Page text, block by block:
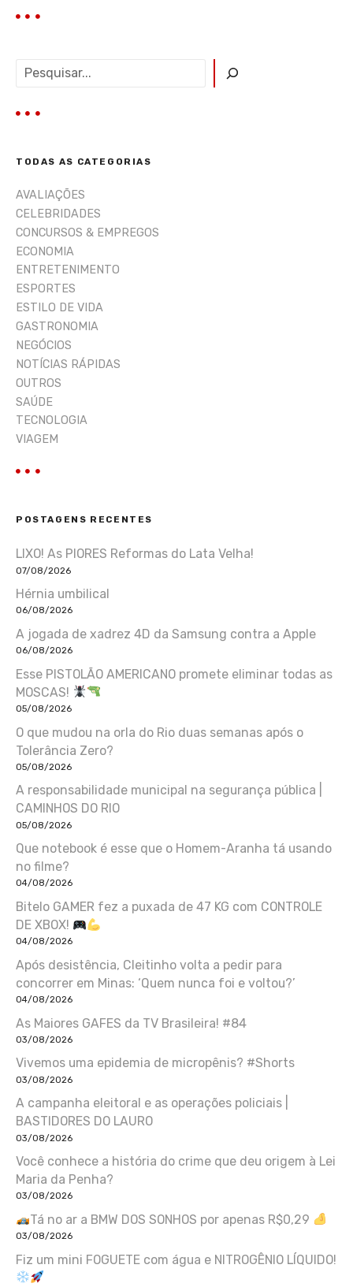
q
s
r
TODAS AS CATEGORIAS
AVALIAÇÕES
CELEBRIDADES
CONCURSOS & EMPREGOS
ECONOMIA
ENTRETENIMENTO
ESPORTES
ESTILO DE VIDA
GASTRONOMIA
NEGÓCIOS
NOTÍCIAS RÁPIDAS
OUTROS
SAÚDE
TECNOLOGIA
VIAGEM
POSTAGENS RECENTES
LIXO! As PIORES Reformas do Lata Velha!
07/08/2026
Hérnia umbilical
06/08/2026
A jogada de xadrez 4D da Samsung contra a Apple
06/08/2026
Esse PISTOLÃO AMERICANO promete eliminar todas as
MOSCAS!
05/08/2026
O que mudou na orla do Rio duas semanas após o
Tolerância Zero?
05/08/2026
A responsabilidade municipal na segurança pública |
CAMINHOS DO RIO
05/08/2026
Que notebook é esse que o Homem-Aranha tá usando
no filme?
04/08/2026
Bitelo GAMER fez a puxada de 47 KG com CONTROLE
DE XBOX!
04/08/2026
Após desistência, Cleitinho volta a pedir para
concorrer em Minas: ‘Quem nunca foi e voltou?’
04/08/2026
As Maiores GAFES da TV Brasileira! #84
03/08/2026
Vivemos uma epidemia de micropênis? #Shorts
03/08/2026
A campanha eleitoral e as operações policiais |
BASTIDORES DO LAURO
03/08/2026
Você conhece a história do crime que deu origem à Lei
Maria da Penha?
03/08/2026
Tá no ar a BMW DOS SONHOS por apenas R$0,29
03/08/2026
Fiz um mini FOGUETE com água e NITROGÊNIO LÍQUIDO!